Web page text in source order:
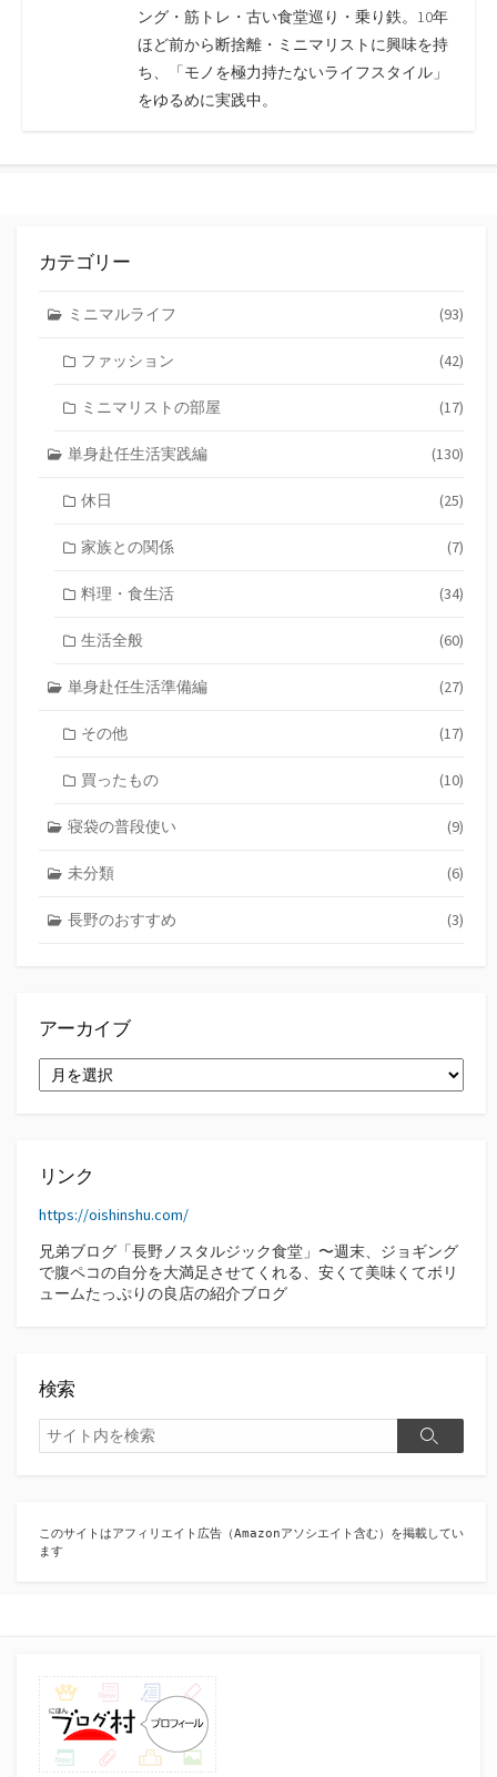
ング・筋トレ・古い食堂巡り・乗り鉄。10年
ほど前から断捨離・ミニマリストに興味を持
ち、「モノを極力持たないライフスタイル」
をゆるめに実践中。
カテゴリー
ミニマルライフ (93)
ファッション (42)
ミニマリストの部屋 (17)
単身赴任生活実践編 (130)
休日 (25)
家族との関係 (7)
料理・食生活 (34)
生活全般 (60)
単身赴任生活準備編 (27)
その他 (17)
買ったもの (10)
寝袋の普段使い (9)
未分類 (6)
長野のおすすめ (3)
アーカイブ
ー
リンク
https://oishinshu.com/
兄弟ブログ「長野ノスタルジック食堂」〜週末、ジョギング
で腹ペコの自分を大満足させてくれる、安くて美味くてボリ
ュームたっぷりの良店の紹介ブログ
検索
検
索
検
このサイトはアフィリエイト広告（Amazonアソシエイト含む）を掲載してい
ます